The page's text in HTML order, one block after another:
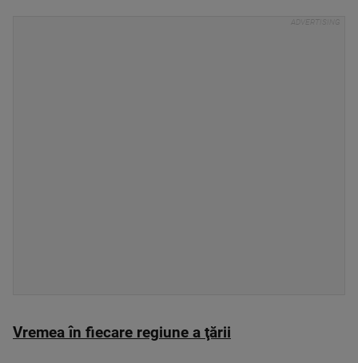
Vremea în fiecare regiune a ţării